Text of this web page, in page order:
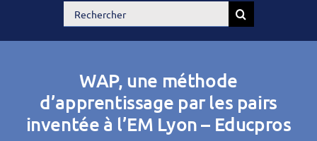
Offres d’emploi
Contact
Rechercher:
WAP, une méthode
d’apprentissage par les pairs
inventée à l’EM Lyon – Educpros